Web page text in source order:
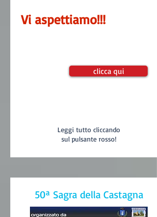
Vi aspettiamo!!!
Leggi tutto cliccando
sul pulsante rosso!
clicca qui
50ª Sagra della Castagna